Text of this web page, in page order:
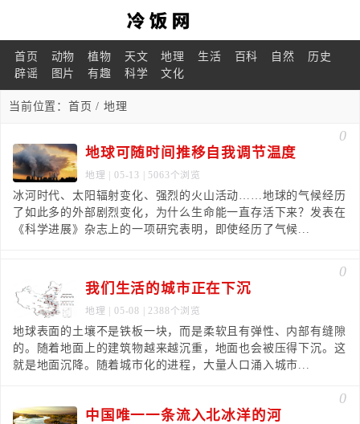
首页 动物 植物 天文 地理 生活 百科 自然
历史
辟谣
图片 有趣 科学 文化
当前位置： 首页 / 地理
0
地球可随时间推移自我调节温度
地理 | 05-13 | 5063个浏览
冰河时代、太阳辐射变化、强烈的火山活动……地球的气候经历
了如此多的外部剧烈变化，为什么生命能一直存活下来？发表在
《科学进展》杂志上的一项研究表明，即使经历了气候...
0
我们生活的城市正在下沉
地理 | 05-08 | 2388个浏览
地球表面的土壤不是铁板一块，而是柔软且有弹性、内部有缝隙
的。随着地面上的建筑物越来越沉重，地面也会被压得下沉。这
就是地面沉降。随着城市化的进程，大量人口涌入城市...
0
中国唯一一条流入北冰洋的河